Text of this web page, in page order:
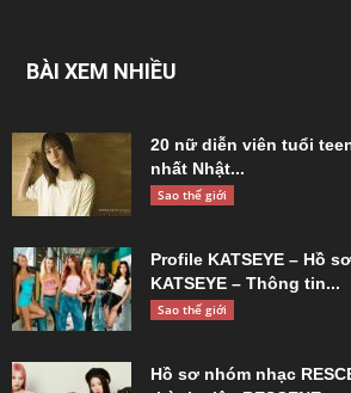
BÀI XEM NHIỀU
20 nữ diễn viên tuổi
nhất Nhật...
Sao thế giới
Profile KATSEYE – Hồ
KATSEYE – Thông tin...
Sao thế giới
Hồ sơ nhóm nhạc